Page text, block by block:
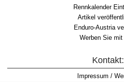
Rennkalender
Artikel
Enduro-Austria
Werben Sie mit
Kontakt:
Impressum /